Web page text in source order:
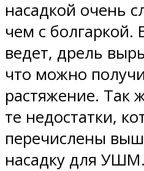
насадкой очень
чем с болгаркой.
ведет, дрель
что можно
растяжение. Так
те недостатки,
перечислены
насадку для УШМ.